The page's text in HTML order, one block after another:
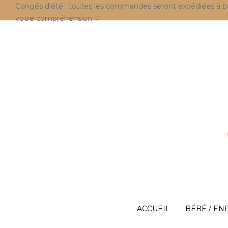
Congés d'été : toutes les commandes seront expédiées à
votre compréhension ♡
ACCUEIL BÉBÉ /